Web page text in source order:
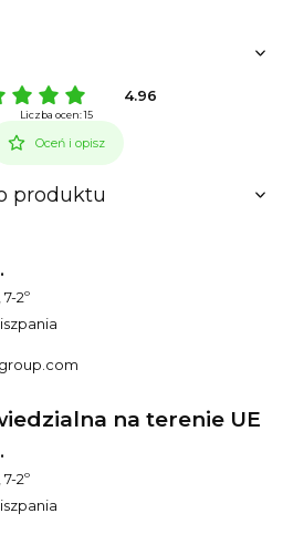
4.96
Liczba ocen: 15
Oceń i opisz
produktu
2º
na terenie UE
2º